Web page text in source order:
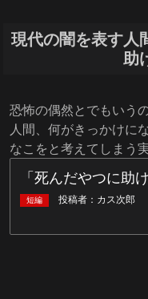
現代の闇を表す人
助
恐怖の偶然とでもいう
人間、何がきっかけに
なこをと考えてしまう